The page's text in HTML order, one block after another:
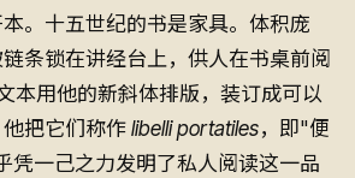
。十五世纪的书是家具。体积庞
条锁在讲经台上，供人在书桌前阅
本用他的新斜体排版，装订成可以
把它们称作libelli portatiles，即"便
凭一己之力发明了私人阅读这一品